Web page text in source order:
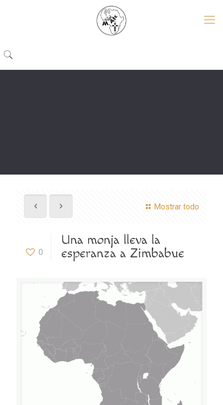
Mostrar todo
0
Una monja lleva la
esperanza a Zimbabue